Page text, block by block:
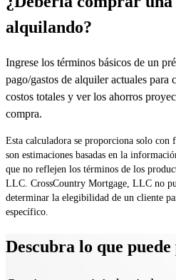
alquilando?
Ingrese los términos básicos de un
pago/gastos de alquiler actuales para
costos totales y ver los ahorros
compra.
Esta calculadora se proporciona solo con
son estimaciones basadas en la
que no reflejen los términos de los
LLC. CrossCountry Mortgage, LLC no
determinar la elegibilidad de un cliente
específico.
Descubra lo que